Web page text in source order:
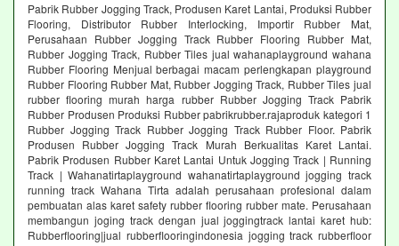
Pabrik Rubber Jogging Track, Produsen Karet Lantai, Produksi Rubber
Flooring, Distributor Rubber Interlocking, Importir Rubber Mat,
Perusahaan Rubber Jogging Track Rubber Flooring Rubber Mat,
Rubber Jogging Track, Rubber Tiles jual wahanaplayground wahana
Rubber Flooring Menjual berbagai macam perlengkapan playground
Rubber Flooring Rubber Mat, Rubber Jogging Track, Rubber Tiles jual
rubber flooring murah harga rubber Rubber Jogging Track Pabrik
Rubber Produsen Produksi Rubber pabrikrubber.rajaproduk kategori 1
Rubber Jogging Track Rubber Jogging Track Rubber Floor. Pabrik
Produsen Rubber Jogging Track Murah Berkualitas Karet Lantai.
Pabrik Produsen Rubber Karet Lantai Untuk Jogging Track | Running
Track | Wahanatirtaplayground wahanatirtaplayground jogging track
running track Wahana Tirta adalah perusahaan profesional dalam
pembuatan alas karet safety rubber flooring rubber mate. Perusahaan
membangun joging track dengan jual joggingtrack lantai karet hub:
Rubberflooring|jual rubberflooringindonesia jogging track rubberfloor